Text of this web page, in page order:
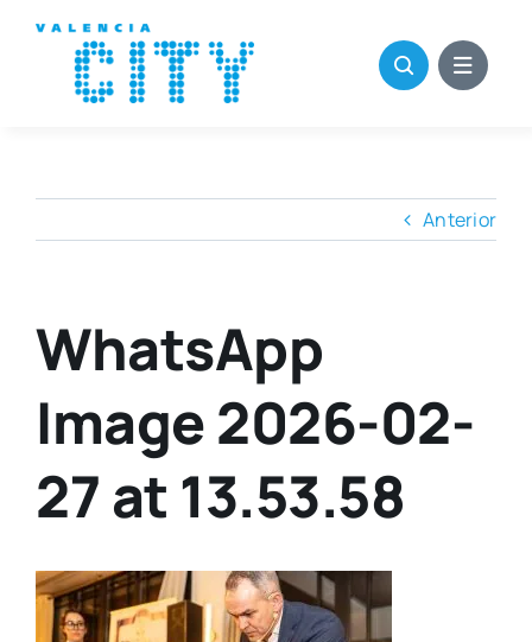
contenido
Anterior
WhatsApp
Image 2026-02-
27 at 13.53.58